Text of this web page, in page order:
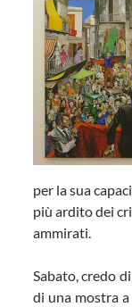
per la sua
più ardito dei
ammirati.
Sabato, credo
di una mostra